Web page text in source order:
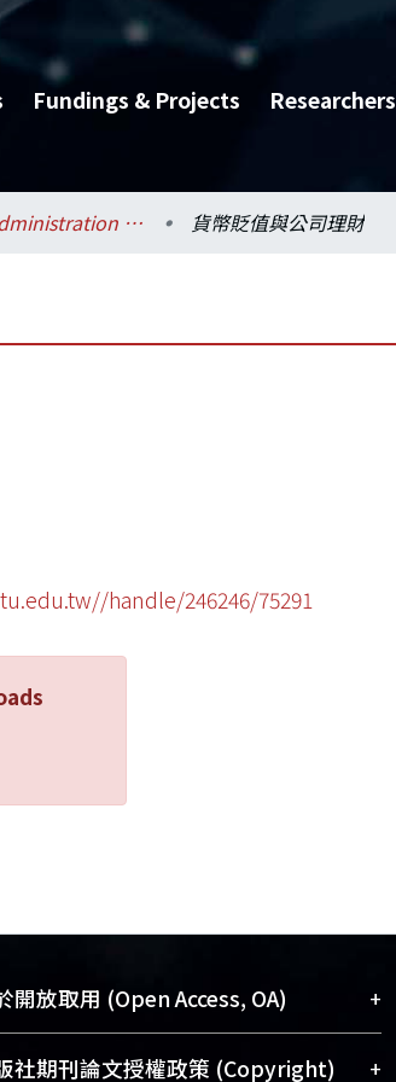
Fundings & Projects Researchers
Business Administration / 工商管理學系暨商學研究所 貨幣貶值與公司理財
handle/246246/75291
開放取用 (Open Access, OA) +
取用是從使用者角度提升資訊取用性
社期刊論文授權政策 (Copyright) +